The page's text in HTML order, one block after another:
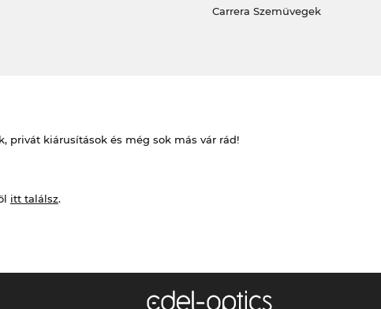
Carrera Szemüvegek
privát kiárusítások és még sok más vár rád!
itt találsz.